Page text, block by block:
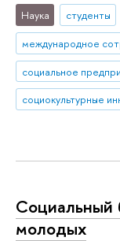
Наука студенты
международное
социальное
социокультурные
Социальный
молодых